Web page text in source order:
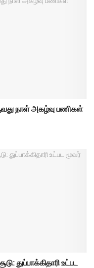
நாள் அகழ்வு பணிகள்
துப்பாக்கிதாரி உட்பட